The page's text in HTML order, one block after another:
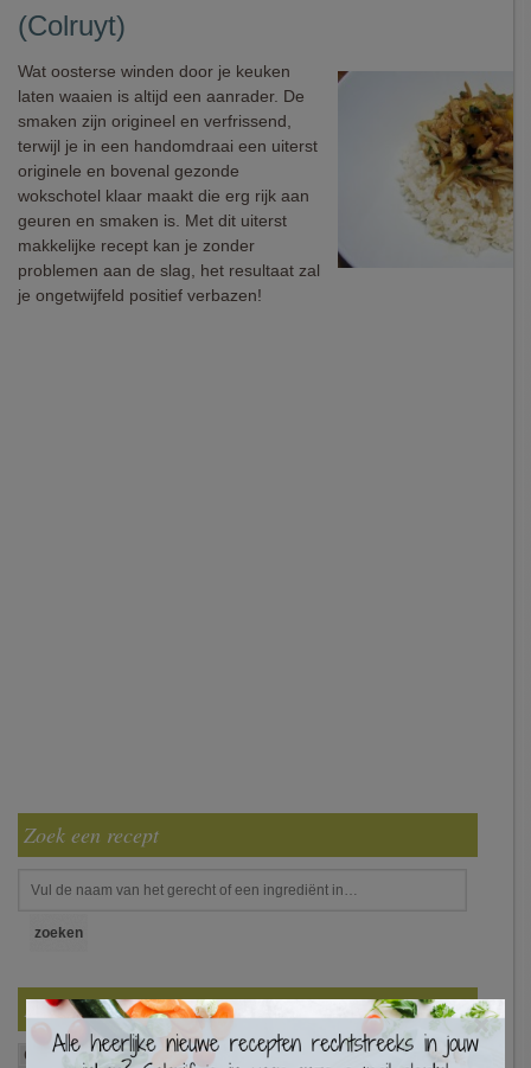
(Colruyt)
Wat oosterse winden door je keuken
laten waaien is altijd een aanrader. De
smaken zijn origineel en verfrissend,
terwijl je in een handomdraai een uiterst
originele en bovenal gezonde
wokschotel klaar maakt die erg rijk aan
geuren en smaken is. Met dit uiterst
makkelijke recept kan je zonder
problemen aan de slag, het resultaat zal
je ongetwijfeld positief verbazen!
Zoek een recept
Filter ×